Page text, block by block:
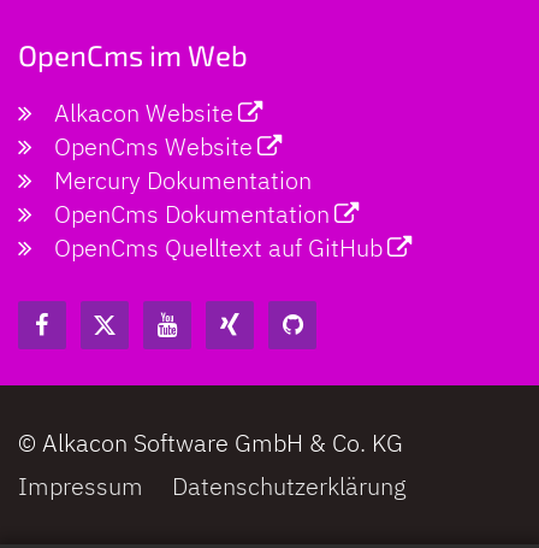
OpenCms im Web
Alkacon Website
OpenCms Website
Mercury Dokumentation
OpenCms Dokumentation
OpenCms Quelltext auf GitHub
© Alkacon Software GmbH & Co. KG
Impressum
Datenschutzerklärung